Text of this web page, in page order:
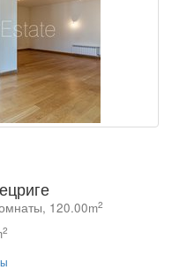
120.00m2
2